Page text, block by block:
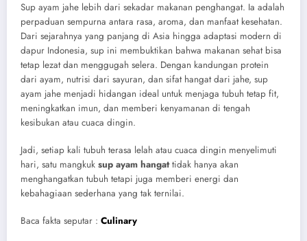
Sup ayam jahe lebih dari sekadar makanan penghangat. Ia adalah
perpaduan sempurna antara rasa, aroma, dan manfaat kesehatan.
Dari sejarahnya yang panjang di Asia hingga adaptasi modern di
dapur Indonesia, sup ini membuktikan bahwa makanan sehat bisa
tetap lezat dan menggugah selera. Dengan kandungan protein
dari ayam, nutrisi dari sayuran, dan sifat hangat dari jahe, sup
ayam jahe menjadi hidangan ideal untuk menjaga tubuh tetap fit,
meningkatkan imun, dan memberi kenyamanan di tengah
kesibukan atau cuaca dingin.
Jadi, setiap kali tubuh terasa lelah atau cuaca dingin menyelimuti
hari, satu mangkuk sup ayam hangattidak hanya akan
menghangatkan tubuh tetapi juga memberi energi dan
kebahagiaan sederhana yang tak ternilai.
Baca fakta seputar : Culinary